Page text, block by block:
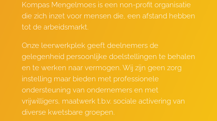
Kompas Mengelmoes is een non-profit organisatie
die zich inzet voor mensen die, een afstand hebben
tot de arbeidsmarkt.
Onze leerwerkplek geeft deelnemers de
gelegenheid persoonlijke doelstellingen te behalen
en te werken naar vermogen. Wij zijn geen zorg
instelling maar bieden met professionele
ondersteuning van ondernemers en met
vrijwilligers, maatwerk t.b.v. sociale activering van
diverse kwetsbare groepen.